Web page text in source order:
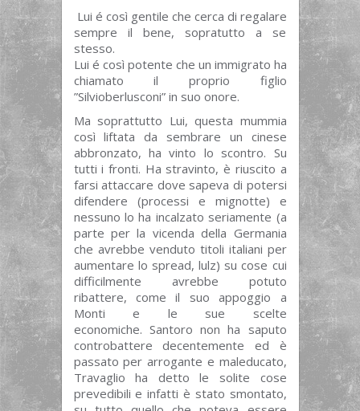
Lui é così gentile che cerca di regalare
sempre il bene, sopratutto a se
stesso.
Lui é così potente che un immigrato ha
chiamato il proprio figlio
”Silvioberlusconi” in suo onore.
Ma soprattutto Lui, questa mummia
così liftata da sembrare un cinese
abbronzato, ha vinto lo scontro. Su
tutti i fronti. Ha stravinto, è riuscito a
farsi attaccare dove sapeva di potersi
difendere (processi e mignotte) e
nessuno lo ha incalzato seriamente (a
parte per la vicenda della Germania
che avrebbe venduto titoli italiani per
aumentare lo spread, lulz) su cose cui
difficilmente avrebbe potuto
ribattere, come il suo appoggio a
Monti e le sue scelte
economiche. Santoro non ha saputo
controbattere decentemente ed è
passato per arrogante e maleducato,
Travaglio ha detto le solite cose
prevedibili e infatti è stato smontato,